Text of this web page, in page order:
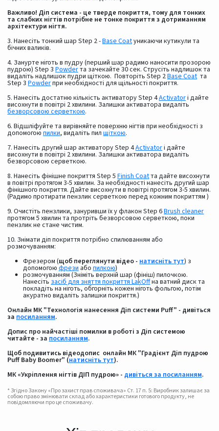
Важливо! Діп система - це тверде покриття, тому для тонких
та слабких нігтів потрібне не тонке покриття з дотриманням
архітектури нігтя.
3. Нанесіть тонкий шар Step 2 -Base Coatуникаючи кутикули та
бічних валиків.
4. Занурте ніготь в пудру (перший шар радимо наносити прозорою
пудрою) Step 3 Powderта зачекайте 30 сек. Струсіть надлишок та
видаліть надлишок пудри щіткою. Повторіть Step 2Base Coat та
Step 3 Powderпри необхідності для щільності покриття.
5. Нанесіть достатню кількість активатору Step 4Activatorі дайте
висохнути в повітрі 2 хвилини. Залишки активатора видаліть
безворсовою серветкою.
6. Відшліфуйте та вирівняйте поверхню нігтів при необхідності з
допомогою пилки, видаліть пил щіткою.
7. Нанесіть другий шар активатору Step 4Activatorі дайте
висохнути в повітрі 2 хвилини. Залишки активатора видаліть
безворсовою серветкою.
8. Нанесіть фінішне покриття Step 5 Finish Coatта дайте висохнути
в повітрі протягом 3-5 хвилин. За необхідності нанесіть другий шар
фінішного покриття. Дайте висохнути в повітрі протягом 3-5 хвилин.
(Радимо протирати пензлик серветкою перед кожним покриттям )
9. Очистіть пензлики, зануривши їх у флакон Step 6Brush cleaner
протягом 5 хвилин та протріть безворсовою серветкою, поки
пензлик не стане чистим.
10. Знімати діп покриття потрібно спилюванням або
розмочуванням:
Фрезером (щоб переглянути відео - натисніть тут) з
допомогою фрези або пилкою)
розмочуванням (Зніміть верхній шар (фініш) пилочкою.
Нанесіть засіб для зняття покриття LakOffна ватний диск та
покладіть на ніготь, обгорніть кожен ніготь фольгою, потім
акуратно видаліть залишки покриття.)
Онлайн МК "Технологія нанесення Діп системи Puff" - дивіться
за посиланням.
Допис про найчастіші помилки в роботі з Діп системою
читайте - за посиланням.
Щоб подивитись відеодопис онлайн МК "Градієнт Діп пудрою
Puff Baby Boomer" (натисніть тут).
МК «Укріплення нігтів ДІП пудрою» - дивіться за посиланням.
* Згідно Закону «Про захист прав споживача» Ст. 17 п. 5: Виробник залишає за
собою право змінювати склад або характеристики готового продукту, не
повідомляючи про це споживачу.